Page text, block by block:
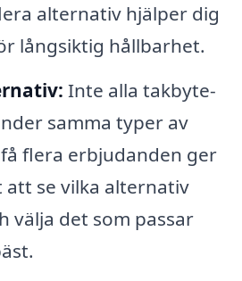
alternativ hjälper dig
långsiktig hållbarhet.
Inte alla takbyte-
samma typer av
flera erbjudanden ger
se vilka alternativ
välja det som passar